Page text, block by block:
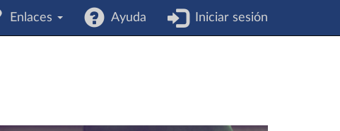
Enlaces Ayuda Iniciar sesión